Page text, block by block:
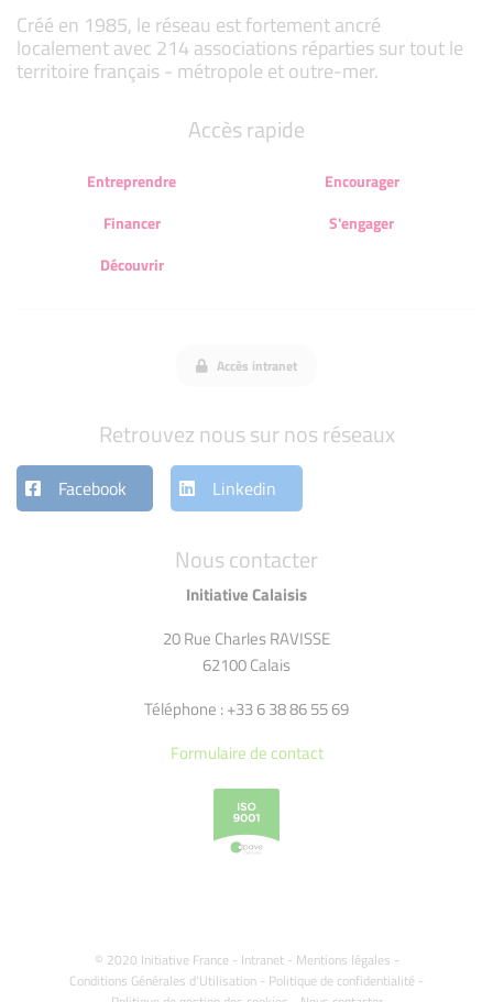
Créé en 1985, le réseau est fortement ancré
localement avec 214 associations réparties sur tout le
territoire français - métropole et outre-mer.
Nous contacter
Initiative Calaisis
20 Rue Charles RAVISSE
62100 Calais
Téléphone : +33 6 38 86 55 69
Formulaire de contact
© 2020 Initiative France - Intranet- Mentions légales -
Conditions Générales d'Utilisation - Politique de confidentialité -
Accès rapide
Entreprendre
Encourager
Financer
S'engager
Découvrir
Accès intranet
Retrouvez nous sur nos réseaux
Facebook Linkedin